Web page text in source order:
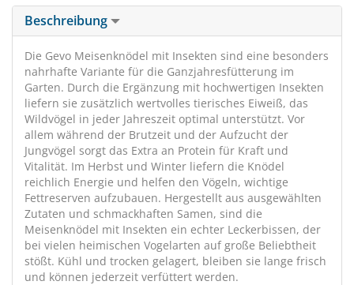
Beschreibung
Die Gevo Meisenknödel mit Insekten sind eine besonders
nahrhafte Variante für die Ganzjahresfütterung im
Garten. Durch die Ergänzung mit hochwertigen Insekten
liefern sie zusätzlich wertvolles tierisches Eiweiß, das
Wildvögel in jeder Jahreszeit optimal unterstützt. Vor
allem während der Brutzeit und der Aufzucht der
Jungvögel sorgt das Extra an Protein für Kraft und
Vitalität. Im Herbst und Winter liefern die Knödel
reichlich Energie und helfen den Vögeln, wichtige
Fettreserven aufzubauen. Hergestellt aus ausgewählten
Zutaten und schmackhaften Samen, sind die
Meisenknödel mit Insekten ein echter Leckerbissen, der
bei vielen heimischen Vogelarten auf große Beliebtheit
stößt. Kühl und trocken gelagert, bleiben sie lange frisch
und können jederzeit verfüttert werden.